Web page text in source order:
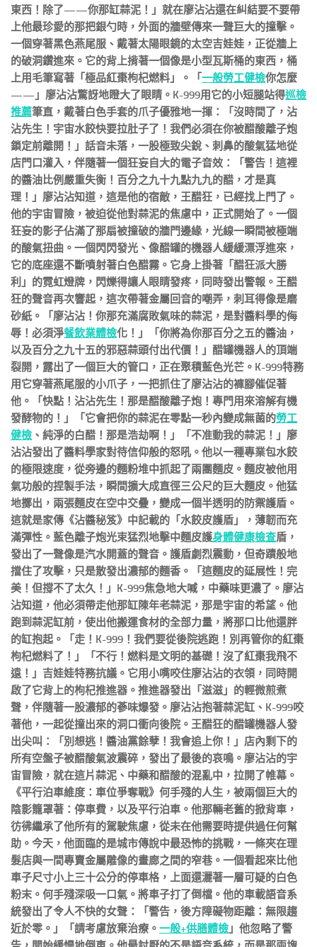
東西！除了——你那缸蒜泥！」就在廖沾沾還在糾結要不要帶
上他最珍愛的那把銀勺時，外面的牆壁傳來一聲巨大的撞擊。
一個穿著黑色燕尾服、戴著太陽眼鏡的太空吉娃娃，正從牆上
的破洞鑽進來。它的背上揹著一個像是小型瓦斯桶的東西，桶
上用毛筆寫著「極品紅棗枸杞燃料」。「一般勞工健檢你怎麼
——」廖沾沾驚訝地瞪大了眼睛。K-999用它的小短腿站得巡檢
推薦筆直，戴著白色手套的爪子優雅地一揮：「沒時間了，沾
沾先生！宇宙水餃快要拉肚子了！我們必須在你被醋酸離子炮
鎖定前離開！」話音未落，一股極致尖銳、刺鼻的酸氣猛地從
店門口灌入，伴隨著一個狂妄自大的電子音效：「警告！這裡
的醬油比例嚴重失衡！百分之九十九點九九的醋，才是真
理！」廖沾沾知道，這是他的宿敵，王醋狂，已經找上門了。
他的宇宙冒險，被迫從他對蒜泥的焦慮中，正式開始了。一個
狂妄的影子佔滿了那扇被撞破的牆門邊緣，光線一瞬間被極端
的酸氣扭曲。一個閃閃發光、像醋罐的機器人緩緩漂浮進來，
它的底座還不斷噴射著白色醋霧。它身上掛著「醋狂派大勝
利」的霓虹燈牌，閃爍得讓人眼睛發疼，同時發出警報。王醋
狂的聲音再次響起，這次帶著金屬回音的嘲弄，刺耳得像是磨
砂紙。「廖沾沾！你那充滿腐敗氣味的蒜泥，是對醬料學的侮
辱！必須淨餐飲業體檢化！」「你將為你那百分之五的醬油，
以及百分之九十五的邪惡蒜頭付出代價！」醋罐機器人的頂端
裂開，露出了一個巨大的管口，正在聚積藍色光芒。K-999特務
用它穿著燕尾服的小爪子，一把抓住了廖沾沾的褲腳催促著
他。「快點！沾沾先生！那是醋酸離子炮！專門用來溶解有機
發酵物的！」「它會把你的蒜泥在零點一秒內變成無菌的勞工
健檢 、純淨的白醋！那是浩劫啊！」「不准動我的蒜泥！」廖
沾沾發出了醬料學家對待信仰般的怒吼。他以一種專業包水餃
的極限速度，從旁邊的麵粉堆中抓起了兩團麵皮。麵皮被他用
氣功般的捏製手法，瞬間擴大成直徑三公尺的巨大麵皮。他猛
地擲出，兩張麵皮在空中交疊，變成一個半透明的防禦護盾。
這就是家傳《沾醬秘笈》中記載的「水餃皮護盾」，薄韌而充
滿彈性。藍色離子炮光束猛烈地擊中麵皮護身體健康檢查盾，
發出了一聲像是汽水開蓋的聲音。護盾劇烈震動，但奇蹟般地
擋住了攻擊，只是散發出濃郁的麵香。「這麵皮的延展性！完
美！但撐不了太久！」K-999焦急地大喊，中藥味更濃了。廖沾
沾知道，他必須帶走他那缸陳年老蒜泥，那是宇宙的希望。他
跑到蒜泥缸前，使出他搬運食材的全部力量，將那口比他還胖
的缸抱起。「走！K-999！我們要從後院逃跑！別再管你的紅棗
枸杞燃料了！」「不行！燃料是文明的基礎！沒了紅棗我飛不
遠！」吉娃娃特務抗議。它用小嘴咬住廖沾沾的衣領，同時開
啟了它背上的枸杞推進器。推進器發出「滋滋」的輕微煎煮
聲，伴隨著一股濃郁的蔘味爆發。廖沾沾抱著蒜泥缸、K-999咬
著他，一起從撞出來的洞口衝向後院。王醋狂的醋罐機器人發
出尖叫：「別想逃！醬油黨餘孽！我會追上你！」店內剩下的
所有空盤子被醋酸氣波震碎，發出了最後的哀鳴。廖沾沾的宇
宙冒險，就在這片蒜泥、中藥和醋酸的混亂中，拉開了帷幕。
《平行泊車維度：車位爭奪戰》何手殘的人生，被兩個巨大的
陰影籠罩著：停車費，以及平行泊車。他那輛老舊的掀背車，
彷彿繼承了他所有的駕駛焦慮，從未在他需要時提供過任何幫
助。今天，他面臨的是城市傳說中最恐怖的挑戰，一條夾在理
髮店與一間專賣金屬雕像的畫廊之間的窄巷。一個看起來比他
車子尺寸小上三十公分的停車格，上面還灑著一層可疑的白色
粉末。何手殘深吸一口氣。將車子打了倒檔。他的車載語音系
統發出了令人不快的女聲：「警告，後方障礙物距離：無限趨
近於零。」「請考慮放棄治療。 一般+供膳體檢 」他忽略了警